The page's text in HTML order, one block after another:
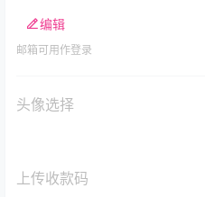
编辑
邮箱可用作登录
头像选择
上传收款码